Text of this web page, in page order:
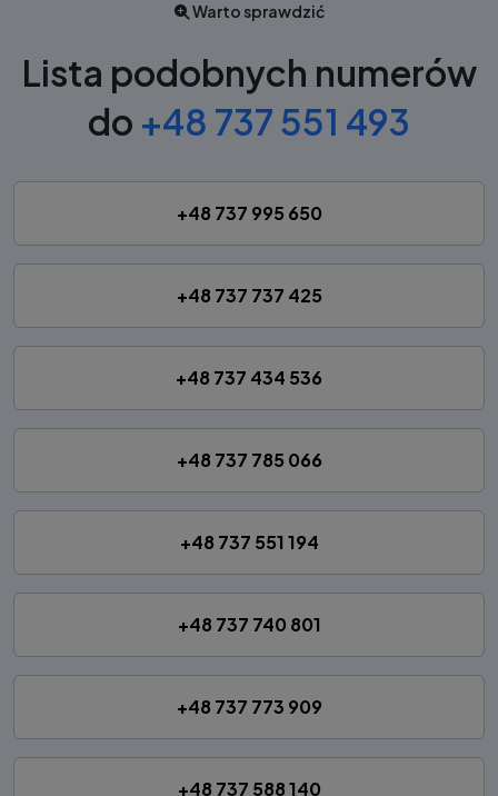
Warto sprawdzić
Lista podobnych numerów
do +48 737 551 493
+48 737 995 650
+48 737 737 425
+48 737 434 536
+48 737 785 066
+48 737 551 194
+48 737 740 801
+48 737 773 909
+48 737 588 140